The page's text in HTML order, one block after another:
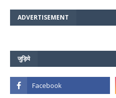
ADVERTISEMENT
जुड़िये